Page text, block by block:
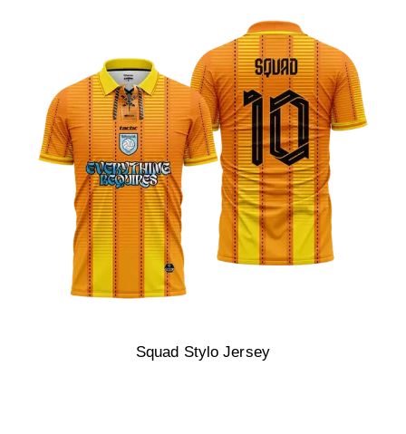
Squad Stylo Jersey